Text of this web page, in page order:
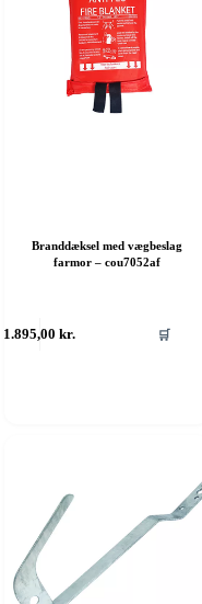
Branddæksel med vægbeslag
farmor – cou7052af
1.895,00kr. 🛒